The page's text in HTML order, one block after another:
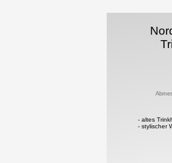
- altes
- stylischer